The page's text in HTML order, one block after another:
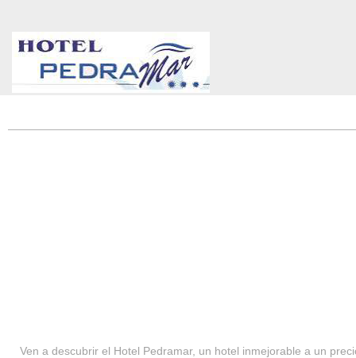
Ven a descubrir el Hotel Pedramar, un hotel inmejorable a un